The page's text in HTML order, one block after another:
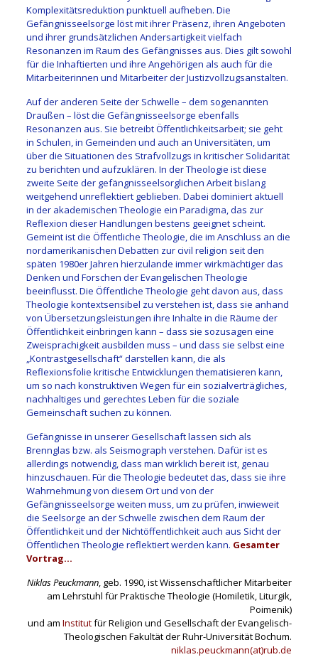
Komplexitätsreduktion punktuell aufheben. Die
Gefängnisseelsorge löst mit ihrer Präsenz, ihren Angeboten
und ihrer grundsätzlichen Andersartigkeit vielfach
Resonanzen im Raum des Gefängnisses aus. Dies gilt sowohl
für die Inhaftierten und ihre Angehörigen als auch für die
Mitarbeiterinnen und Mitarbeiter der Justizvollzugsanstalten.
Auf der anderen Seite der Schwelle – dem sogenannten
Draußen – löst die Gefängnisseelsorge ebenfalls
Resonanzen aus. Sie betreibt Öffentlichkeitsarbeit; sie geht
in Schulen, in Gemeinden und auch an Universitäten, um
über die Situationen des Strafvollzugs in kritischer Solidarität
zu berichten und aufzuklären. In der Theologie ist diese
zweite Seite der gefängnisseelsorglichen Arbeit bislang
weitgehend unreflektiert geblieben. Dabei dominiert aktuell
in der akademischen Theologie ein Paradigma, das zur
Reflexion dieser Handlungen bestens geeignet scheint.
Gemeint ist die Öffentliche Theologie, die im Anschluss an die
nordamerikanischen Debatten zur civil religion seit den
späten 1980er Jahren hierzulande immer wirkmächtiger das
Denken und Forschen der Evangelischen Theologie
beeinflusst. Die Öffentliche Theologie geht davon aus, dass
Theologie kontextsensibel zu verstehen ist, dass sie anhand
von Übersetzungsleistungen ihre Inhalte in die Räume der
Öffentlichkeit einbringen kann – dass sie sozusagen eine
Zweisprachigkeit ausbilden muss – und dass sie selbst eine
„Kontrastgesellschaft“ darstellen kann, die als
Reflexionsfolie kritische Entwicklungen thematisieren kann,
um so nach konstruktiven Wegen für ein sozialverträgliches,
nachhaltiges und gerechtes Leben für die soziale
Gemeinschaft suchen zu können.
Gefängnisse in unserer Gesellschaft lassen sich als
Brennglas bzw. als Seismograph verstehen. Dafür ist es
allerdings notwendig, dass man wirklich bereit ist, genau
hinzuschauen. Für die Theologie bedeutet das, dass sie ihre
Wahrnehmung von diesem Ort und von der
Gefängnisseelsorge weiten muss, um zu prüfen, inwieweit
die Seelsorge an der Schwelle zwischen dem Raum der
Öffentlichkeit und der Nichtöffentlichkeit auch aus Sicht der
Öffentlichen Theologie reflektiert werden kann. Gesamter
Vortrag…
Niklas Peuckmann, geb. 1990, ist Wissenschaftlicher Mitarbeiter
am Lehrstuhl für Praktische Theologie (Homiletik, Liturgik,
Poimenik)
und amInstitutfür Religion und Gesellschaft der Evangelisch-
Theologischen Fakultät der Ruhr-Universität Bochum.
niklas.peuckmann(at)rub.de